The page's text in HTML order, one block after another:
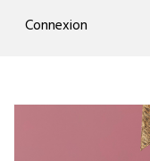
Connexion